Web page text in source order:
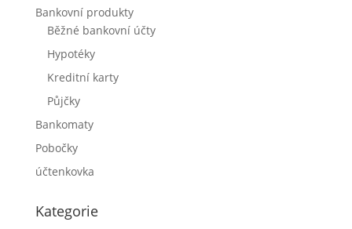
Bankovní produkty
Běžné bankovní účty
Hypotéky
Kreditní karty
Půjčky
Bankomaty
Pobočky
účtenkovka
Kategorie